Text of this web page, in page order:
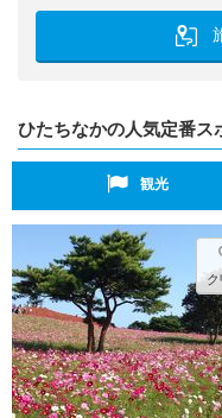
ひたちなかの人気定番ス
観光
ク